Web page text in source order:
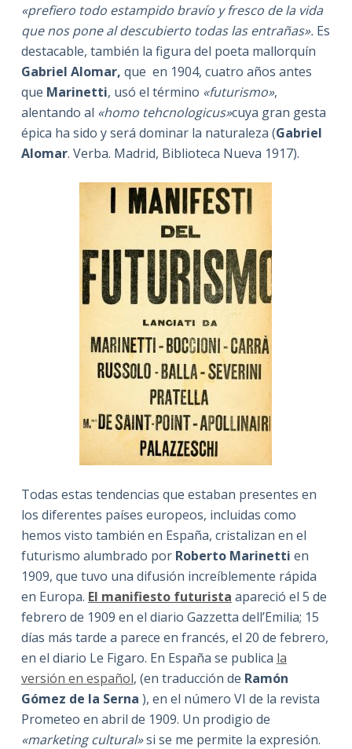
«prefiero todo estampido bravío y fresco de la vida
que nos pone al descubierto todas las entrañas». Es
destacable, también la figura del poeta mallorquín
Gabriel Alomar, que en 1904, cuatro años antes
que Marinetti, usó el término «futurismo»,
alentando al «homo tehcnologicus»cuya gran gesta
épica ha sido y será dominar la naturaleza (Gabriel
Alomar. Verba. Madrid, Biblioteca Nueva 1917).
Todas estas tendencias que estaban presentes en
los diferentes países europeos, incluidas como
hemos visto también en España, cristalizan en el
futurismo alumbrado por Roberto Marinetti en
1909, que tuvo una difusión increíblemente rápida
en Europa. El manifiesto futurista apareció el 5 de
febrero de 1909 en el diario Gazzetta dell’Emilia; 15
días más tarde a parece en francés, el 20 de febrero,
en el diario Le Figaro. En España se publica la
versión en español, (en traducción de Ramón
Gómez de la Serna ), en el número VI de la revista
Prometeo en abril de 1909. Un prodigio de
«marketing cultural»si se me permite la expresión.